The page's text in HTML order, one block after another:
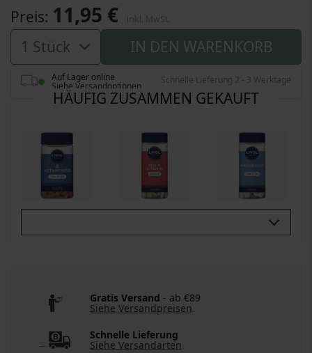
Preis 11,95 €
IN DEN WARENKORB
Auf Lager online
Siehe Versandoptionen
Schnelle Lieferung 2 - 3 Werktage
HÄUFIG ZUSAMMEN GEKAUFT
Gratis Versand - ab €89
Siehe Versandpreisen
Schnelle Lieferung
Siehe Versandarten